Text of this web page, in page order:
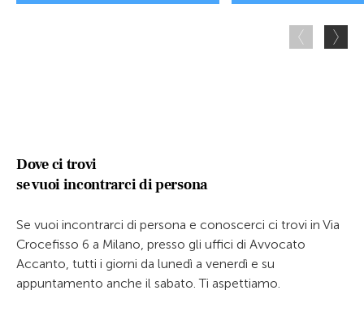
Dove ci trovi
se vuoi incontrarci di persona
Se vuoi incontrarci di persona e conoscerci ci trovi in Via
Crocefisso 6 a Milano, presso gli uffici di Avvocato
Accanto, tutti i giorni da lunedì a venerdì e su
appuntamento anche il sabato. Ti aspettiamo.